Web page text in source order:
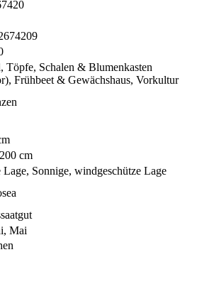
Töpfe, Schalen & Blumenkasten
Frühbeet & Gewächshaus, Vorkultur
cm
Lage, Sonnige, windgeschütze Lage
Mai